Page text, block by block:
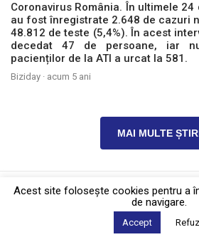
Coronavirus România. În ultimele 24
au fost înregistrate 2.648 de cazuri
48.812 de teste (5,4%). În acest
decedat 47 de persoane, iar
pacienților de la ATI a urcat la 581.
Biziday · acum 5 ani
MAI MULTE
Politica de confidențialitate
2026 © Biziday
Acest site foloseşte cookies pentru a
de navigare.
Accept Refuz